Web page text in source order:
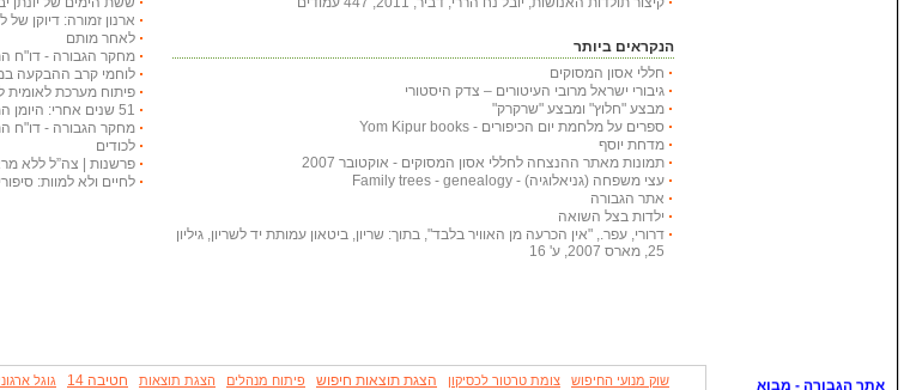
הנקראים ביותר
חללי אסון המסוקים
גיבורי ישראל מרובי העיטורים – צדק היסטורי
מבצע "חלוץ" ומבצע "שרקרק"
ספרים על מלחמת יום הכיפורים - Yom Kipur books
מדחת יוסף
תמונות מאתר ההנצחה לחללי אסון המסוקים - אוקטובר 2007
עצי משפחה (גניאלוגיה) - Family trees - genealogy
אתר הגבורה
ילדות בצל השואה
דרורי, עפר., "אין הכרעה מן האוויר בלבד", בתוך: שריון, ביטאון עמותת יד לשריון, גיליון
25, מארס 2007, ע' 16
ארנון זמורה: דיוקן
לאחר מותם
מחקר הגבורה - דו"ח
לוחמי קרב ההבקעה במלחמת יום
פיתוח מערכת לאומית
51 שנים אחרי: היומן המצרי שחושף את עומק ההונאה ואת כשלון המודיעין
מחקר הגבורה - דו"ח
לכודים
פרשנות | צה”ל ללא
לחיים ולא למוות:
שוק מנועי החיפוש צומת טרטור לכסיקון הצגת תוצאות חיפוש פיתוח מנהלים הצגת תוצאות חטיבה 14 גוגל ארגוני